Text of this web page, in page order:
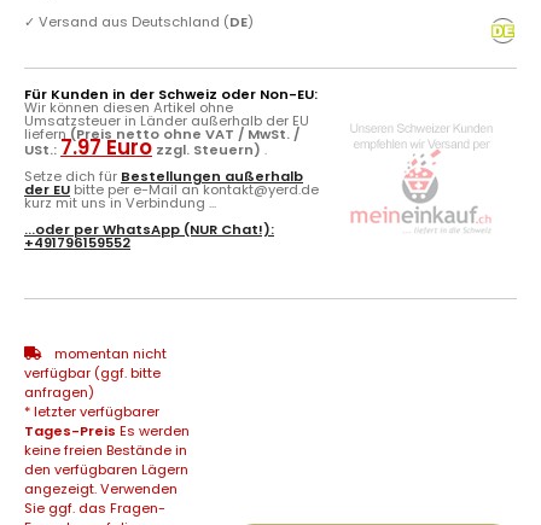
✓ Versand aus Deutschland (DE)
Für Kunden in der Schweiz oder Non-EU:
Wir können diesen Artikel ohne
Umsatzsteuer in Länder außerhalb der EU
liefern (Preis netto ohne VAT / MwSt. /
USt.: 7.97 Euro zzgl. Steuern) .
Setze dich für Bestellungen außerhalb
der EU bitte per e-Mail an kontakt@yerd.de
kurz mit uns in Verbindung ...
...oder perWhatsApp (NUR Chat!):
+491796159552
momentan nicht
verfügbar (ggf. bitte
anfragen)
* letzter verfügbarer
Tages-Preis Es werden
keine freien Bestände in
den verfügbaren Lägern
angezeigt. Verwenden
Sie ggf. das Fragen-